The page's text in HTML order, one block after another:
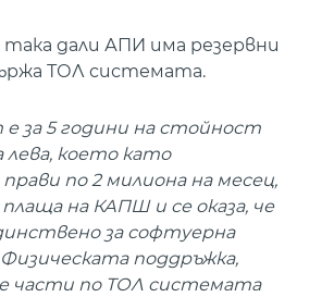
дали АПИ има резервни
ТОЛ системата.
е за 5 години на стойност
лева, което като
прави по 2 милиона на месец,
на КАПШ и се оказа, че
за софтуерна
поддръжка,
части по ТОЛ системата